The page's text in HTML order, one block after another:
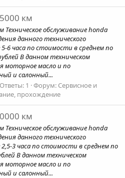
км
Техническое обслуживание honda
данного технического
6 часа по стоимости в среднем по
В данном техническом
моторное масло и по
и салонный...
Ответы: 1 Форум: Сервисное и
прохождение
км
Техническое обслуживание honda
данного технического
3 часа по стоимости в среднем по
В данном техническом
моторное масло и по
и салонный...